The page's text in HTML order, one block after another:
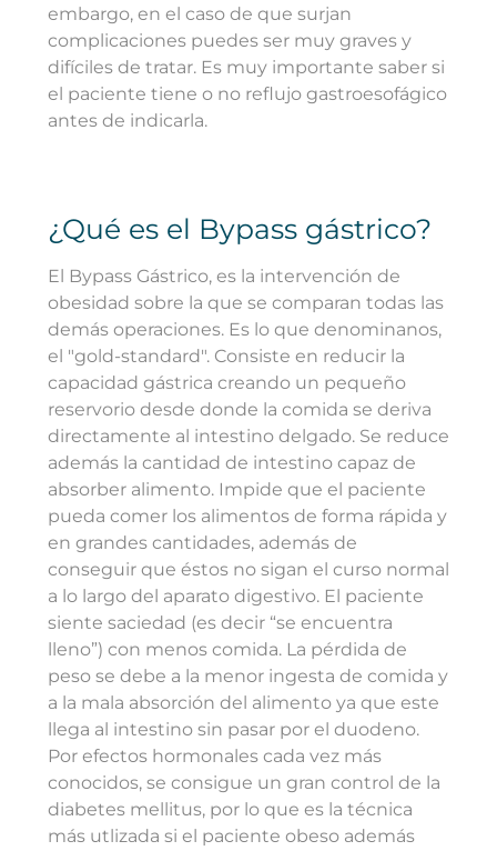
embargo, en el caso de que surjan
complicaciones puedes ser muy graves y
difíciles de tratar. Es muy importante saber si
el paciente tiene o no reflujo gastroesofágico
antes de indicarla.
¿Qué es el Bypass gástrico?
El Bypass Gástrico, es la intervención de
obesidad sobre la que se comparan todas las
demás operaciones. Es lo que denominanos,
el "gold-standard". Consiste en reducir la
capacidad gástrica creando un pequeño
reservorio desde donde la comida se deriva
directamente al intestino delgado. Se reduce
además la cantidad de intestino capaz de
absorber alimento. Impide que el paciente
pueda comer los alimentos de forma rápida y
en grandes cantidades, además de
conseguir que éstos no sigan el curso normal
a lo largo del aparato digestivo. El paciente
siente saciedad (es decir “se encuentra
lleno”) con menos comida. La pérdida de
peso se debe a la menor ingesta de comida y
a la mala absorción del alimento ya que este
llega al intestino sin pasar por el duodeno.
Por efectos hormonales cada vez más
conocidos, se consigue un gran control de la
diabetes mellitus, por lo que es la técnica
más utlizada si el paciente obeso además